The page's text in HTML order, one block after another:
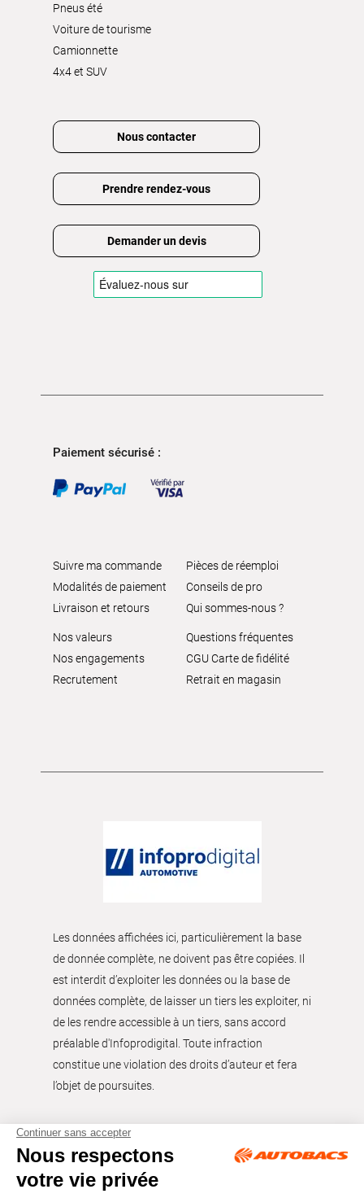
Pneus été
Voiture de tourisme
Camionnette
4x4 et SUV
Nous contacter
Prendre rendez-vous
Demander un devis
Paiement sécurisé :
Suivre ma commande
Modalités de paiement
Livraison et retours
Pièces de réemploi
Conseils de pro
Qui sommes-nous ?
Nos valeurs
Nos engagements
Recrutement
Questions fréquentes
CGU Carte de fidélité
Retrait en magasin
Les données affichées ici, particulièrement la base
de donnée complète, ne doivent pas être copiées. Il
est interdit d’exploiter les données ou la base de
données complète, de laisser un tiers les exploiter, ni
de les rendre accessible à un tiers, sans accord
préalable d'Infoprodigital. Toute infraction
constitue une violation des droits d’auteur et fera
l’objet de poursuites.